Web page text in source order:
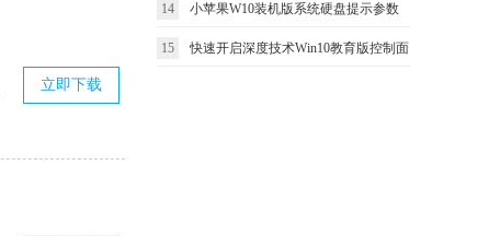
立即下载
带设置
14 小苹果W10装机版系统硬盘提示参数
错误如何解决？
15 快速开启深度技术Win10教育版控制面